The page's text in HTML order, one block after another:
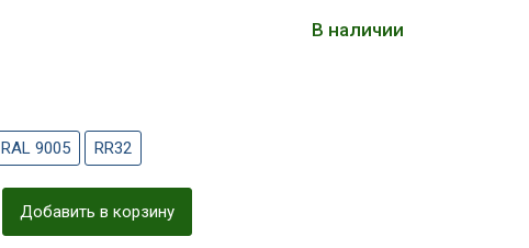
В наличии
RAL 9005 RR32
Добавить в корзину